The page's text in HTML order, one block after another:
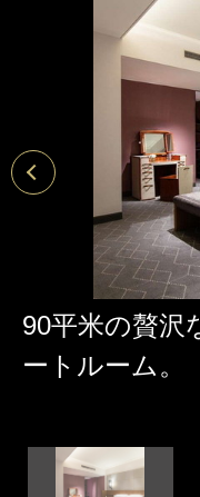
90平米の贅沢
ートルーム。